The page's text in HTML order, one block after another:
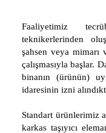
Faaliyetimiz
teknikerlerinden
şahsen veya mimarı
çalışmasıyla başlar.
binanın (ürünün)
idaresinin izni
Standart ürünlerimiz
karkas taşıyıcı